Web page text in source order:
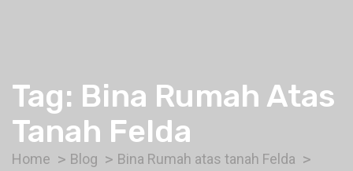
Tag: Bina Rumah Atas
Tanah Felda
Home Blog
Bina Rumah atas tanah Felda